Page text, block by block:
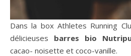
Dans la box Athletes Running
délicieuses barres bio
cacao- noisette et coco-vanille.